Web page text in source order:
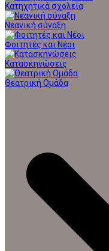
Κατηχητικά σχολεία
Νεανική σύναξη
Φοιτητές και Νέοι
Κατασκηνώσεις
Θεατρική Ομάδα